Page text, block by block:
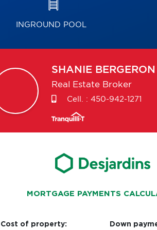
INGROUND POOL
SHANIE
Real Estate Broker
Cell. : 450-942-1271
MORTGAGE PAYMENTS
Cost of property: Down